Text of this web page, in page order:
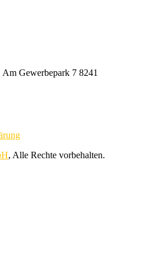
Gewerbepark 7 8241
, Alle Rechte vorbehalten.